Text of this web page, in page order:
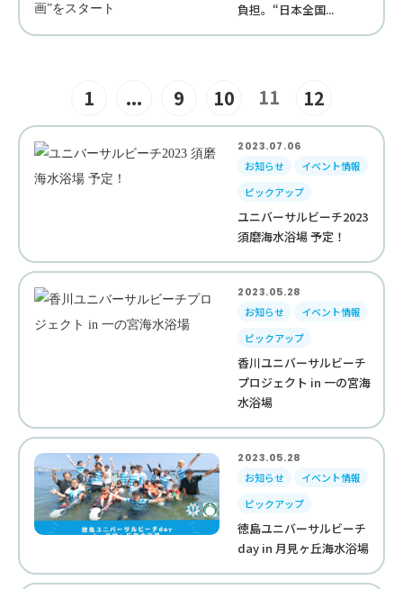
負担。“日本全国...
1 ... 9 10 11 12
2023.07.06
お知らせ
イベント情報
ピックアップ
ユニバーサルビーチ2023
須磨海水浴場 予定！
2023.05.28
お知らせ
イベント情報
ピックアップ
香川ユニバーサルビーチ
プロジェクト in 一の宮海
水浴場
2023.05.28
お知らせ
イベント情報
ピックアップ
徳島ユニバーサルビーチ
day in 月見ヶ丘海水浴場